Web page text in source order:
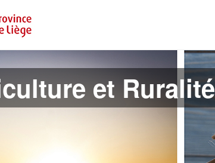
et Ruralité